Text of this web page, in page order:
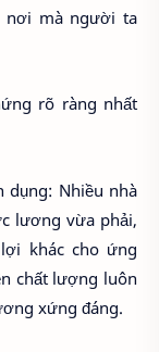
nơi mà người ta
rõ ràng nhất
Nhiều nhà
lương vừa phải,
khác cho ứng
chất lượng luôn
xứng đáng.